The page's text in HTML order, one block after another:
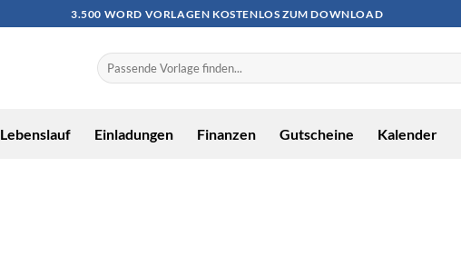
3.500 WORD VORLAGEN KOSTENLOS ZUM DOWNLOAD
Lebenslauf Einladungen Finanzen Gutscheine Kalender